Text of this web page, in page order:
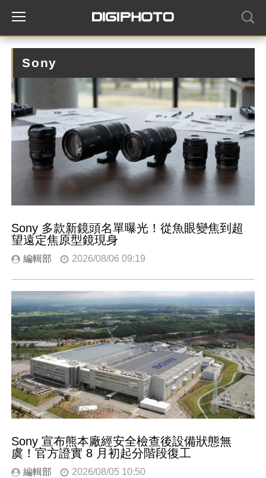
Sony
Sony 多款新鏡頭名單曝光！從魚眼變焦到超
望遠定焦原型鏡現身
編輯部 2026/08/06 09:19
Sony 宣布熊本廠經安全檢查後設備狀態無
虞！官方證實 8 月初起分階段復工
編輯部 2026/08/05 10:50